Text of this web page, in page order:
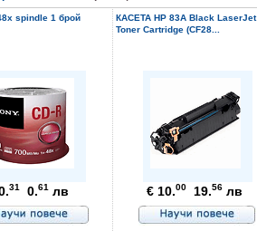
spindle 1 брой
31 0.61 лв
КАСЕТА HP 83A Black LaserJet
Toner Cartridge (CF28...
€ 10.00 19.56 лв